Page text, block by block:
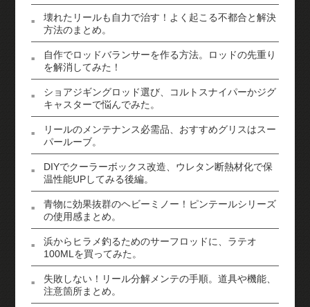
壊れたリールも自力で治す！よく起こる不都合と解決
方法のまとめ。
自作でロッドバランサーを作る方法。ロッドの先重り
を解消してみた！
ショアジギングロッド選び、コルトスナイパーかジグ
キャスターで悩んでみた。
リールのメンテナンス必需品、おすすめグリスはスー
パールーブ。
DIYでクーラーボックス改造、ウレタン断熱材化で保
温性能UPしてみる後編。
青物に効果抜群のヘビーミノー！ピンテールシリーズ
の使用感まとめ。
浜からヒラメ釣るためのサーフロッドに、ラテオ
100MLを買ってみた。
失敗しない！リール分解メンテの手順。道具や機能、
注意箇所まとめ。